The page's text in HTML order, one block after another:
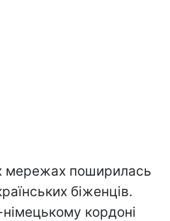
мережах поширилась
біженців.
кордоні